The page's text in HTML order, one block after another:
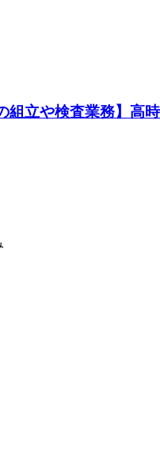
組立や検査業務】高